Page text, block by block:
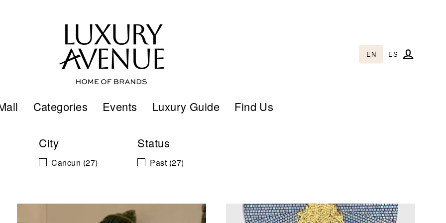
EN ES
Categories Events Luxury Guide Find Us
City
Cancun (27)
Status
Past (27)